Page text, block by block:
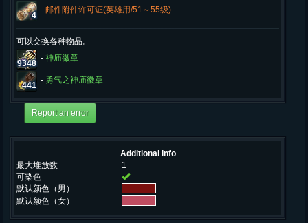
4
- 邮件附件许可证(英雄用/51～55级)
可以交换各种物品。
9348
- 神庙徽章
441
- 勇气之神庙徽章
Additional info
最大堆放数
1
可染色
默认颜色（男）
默认颜色（女）